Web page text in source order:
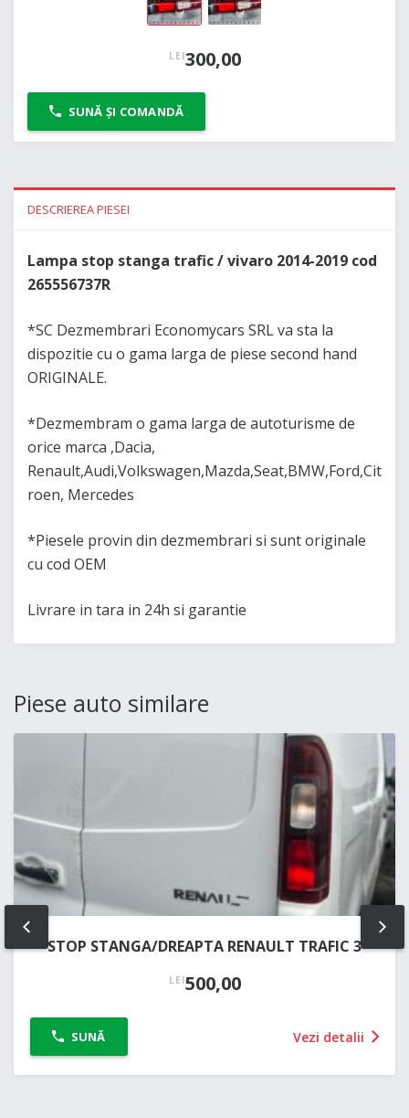
LEI300,00
SUNĂ ȘI COMANDĂ
DESCRIEREA PIESEI
Lampa stop stanga trafic / vivaro 2014-2019 cod
265556737R
*SC Dezmembrari Economycars SRL va sta la
dispozitie cu o gama larga de piese second hand
ORIGINALE.
*Dezmembram o gama larga de autoturisme de
orice marca ,Dacia,
Renault,Audi,Volkswagen,Mazda,Seat,BMW,Ford,Cit
roen, Mercedes
*Piesele provin din dezmembrari si sunt originale
cu cod OEM
Livrare in tara in 24h si garantie
Piese auto similare
STOP STANGA/DREAPTA RENAULT TRAFIC 3
LEI500,00
SUNĂ Vezi detalii
PREV